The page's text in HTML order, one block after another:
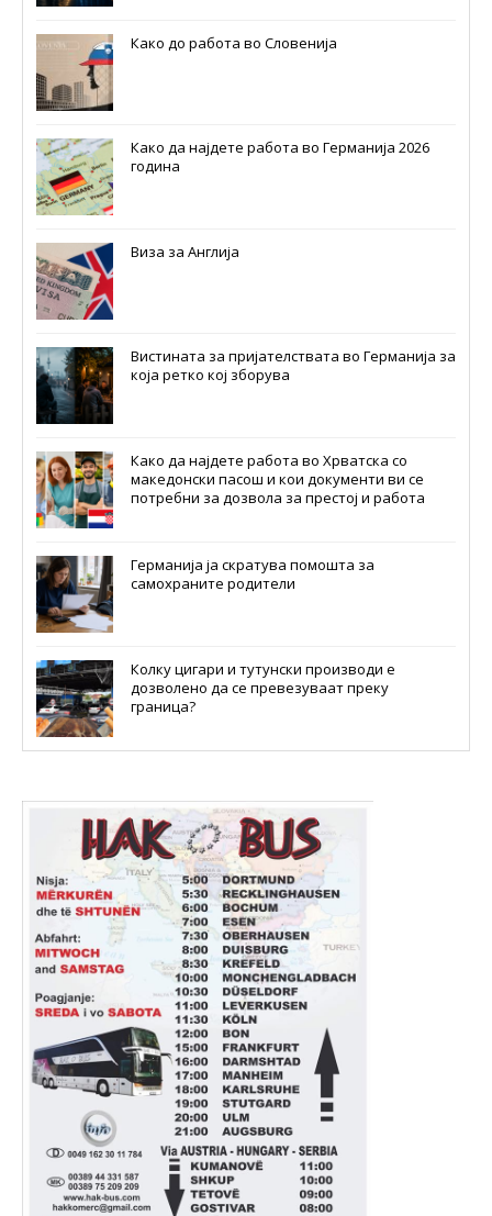
Како до работа во Словенија
Како да најдете работа во Германија 2026
година
Виза за Англија
Вистината за пријателствата во Германија за
која ретко кој зборува
Како да најдете работа во Хрватска со
македонски пасош и кои документи ви се
потребни за дозвола за престој и работа
Германија ја скратува помошта за
самохраните родители
Колку цигари и тутунски производи е
дозволено да се превезуваат преку
граница?